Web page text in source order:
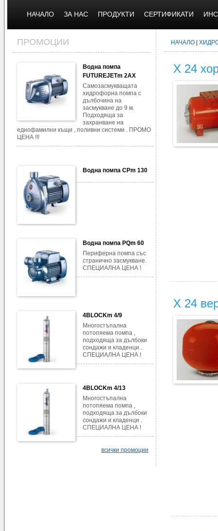
НАЧАЛО ЗА НАС ПРОДУКТИ СЕРТИФИКАТИ
ПРОМОЦИИ
Водна помпа
FUTUREJETm 2AX
Самозасмукващата
хидрофорна помпа с
дълбочина на
засмукване до 9 м.
Подходяща за
захранване на
еднофамилни къщи , поливни системи . ПРОМО
ЦЕНА !!!
Водна помпа CPm 130
Водна помпа PQm 60
Периферна помпа със
странично засмукване.
СПЕЦИАЛНА ЦЕНА !
4BLOCKm 4/9
Многостъпална
потопяема помпа ,
подходяща за дълбоки
сондажи и кладенци .
СПЕЦИАЛНА ЦЕНА !
4BLOCKm 4/13
Многостъпална
потопяема помпа ,
подходяща за дълбоки
сондажи и кладенци .
СПЕЦИАЛНА ЦЕНА !
всички промоции
НАЧАЛО
Х 24
Х 24